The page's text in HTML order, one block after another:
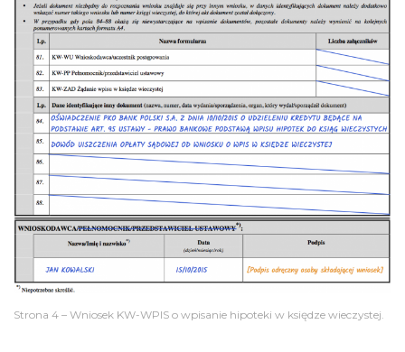
Strona 4 – Wniosek KW-WPIS o wpisanie hipoteki w księdze wieczystej.